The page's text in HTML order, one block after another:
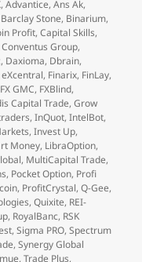
,Advantice,Ans Ak,
Barclay Stone, Binarium,
Profit,Capital Skills,
Conventus Group,
, Daxioma, Dbrain,
eXcentral, Finarix, FinLay,
FX GMC, FXBlind,
Capital Trade,Grow
,InQuot,IntelBot,
,Invest Up,
Money, LibraOption,
, MultiCapital Trade,
, Pocket Option, Profi
, ProfitCrystal,Q-Gee,
,Quixite, REI-
, RoyalBanc, RSK
,Sigma PRO,Spectrum
,Synergy Global
,Trade Plus,